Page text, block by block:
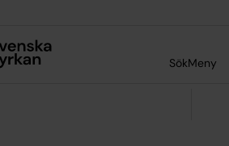
SökMeny